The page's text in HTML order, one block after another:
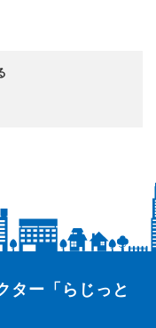
ター「らじっと